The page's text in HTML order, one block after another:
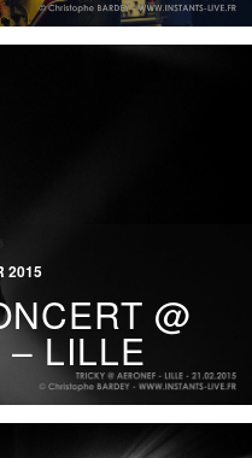
2015
@
LILLE